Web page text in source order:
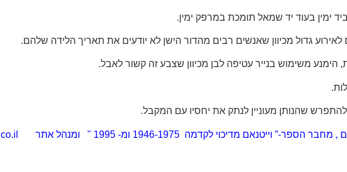
ימין בעוד יד שמאל תומכת במרפק ימין.
גדול מכיוון שאנשים רבים מהדור הישן לא יודעים את תאריך הלידה שלהם.
הימנע משימוש בנייר עטיפה לבן מכיוון שצבע זה קשור לאבל.
שהנותן מעוניין לנתק את יחסיו עם המקבל.